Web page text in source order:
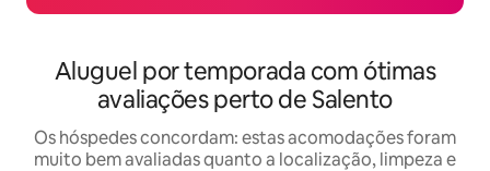
Aluguel por temporada com ótimas
avaliações perto de Salento
Os hóspedes concordam: estas acomodações foram
muito bem avaliadas quanto a localização, limpeza e